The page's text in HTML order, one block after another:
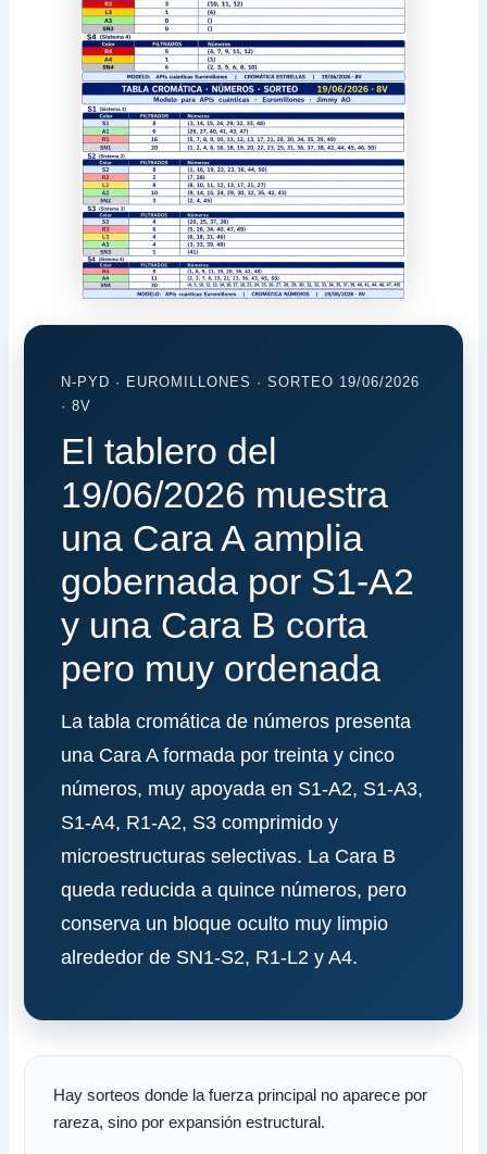
N-PYD · EUROMILLONES · SORTEO 19/06/2026
· 8V
El tablero del
19/06/2026 muestra
una Cara A amplia
gobernada por S1-A2
y una Cara B corta
pero muy ordenada
La tabla cromática de números presenta
una Cara A formada por treinta y cinco
números, muy apoyada en S1-A2, S1-A3,
S1-A4, R1-A2, S3 comprimido y
microestructuras selectivas. La Cara B
queda reducida a quince números, pero
conserva un bloque oculto muy limpio
alrededor de SN1-S2, R1-L2 y A4.
Hay sorteos donde la fuerza principal no aparece por
rareza, sino por expansión estructural.